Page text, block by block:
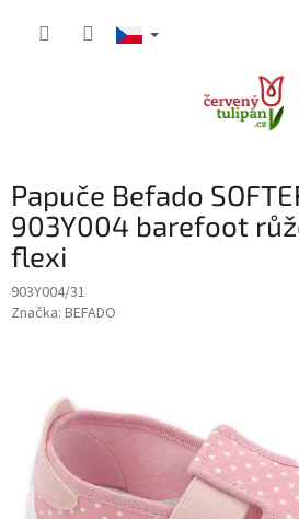
Papuče Befado
903Y004 barefoot
flexi
903Y004/31
Značka: BEFADO